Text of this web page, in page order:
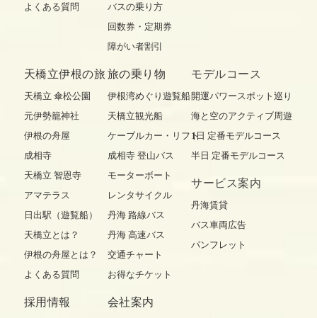
よくある質問
バスの乗り方
回数券・定期券
障がい者割引
天橋立伊根の旅
天橋立 傘松公園
元伊勢籠神社
伊根の舟屋
成相寺
天橋立 智恩寺
アマテラス
日出駅（遊覧船）
天橋立とは？
伊根の舟屋とは？
よくある質問
旅の乗り物
伊根湾めぐり遊覧船
天橋立観光船
ケーブルカー・リフト
成相寺 登山バス
モーターボート
レンタサイクル
丹海 路線バス
丹海 高速バス
交通チャート
お得なチケット
モデルコース
開運パワースポット巡り
海と空のアクティブ周遊
1日 定番モデルコース
半日 定番モデルコース
サービス案内
丹海賃貸
バス車両広告
パンフレット
採用情報 会社案内